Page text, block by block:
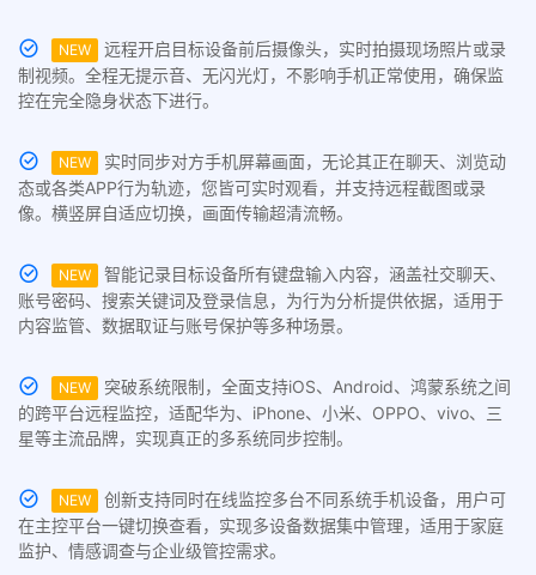
NEW
远程开启目标设备前后摄像头，实时拍摄现场照片或录
制视频。全程无提示音、无闪光灯，不影响手机正常使用，确保监
控在完全隐身状态下进行。
NEW
实时同步对方手机屏幕画面，无论其正在聊天、浏览动
态或各类APP行为轨迹，您皆可实时观看，并支持远程截图或录
像。横竖屏自适应切换，画面传输超清流畅。
NEW
智能记录目标设备所有键盘输入内容，涵盖社交聊天、
账号密码、搜索关键词及登录信息，为行为分析提供依据，适用于
内容监管、数据取证与账号保护等多种场景。
NEW
突破系统限制，全面支持iOS、Android、鸿蒙系统之间
的跨平台远程监控，适配华为、iPhone、小米、OPPO、vivo、三
星等主流品牌，实现真正的多系统同步控制。
NEW
创新支持同时在线监控多台不同系统手机设备，用户可
在主控平台一键切换查看，实现多设备数据集中管理，适用于家庭
监护、情感调查与企业级管控需求。